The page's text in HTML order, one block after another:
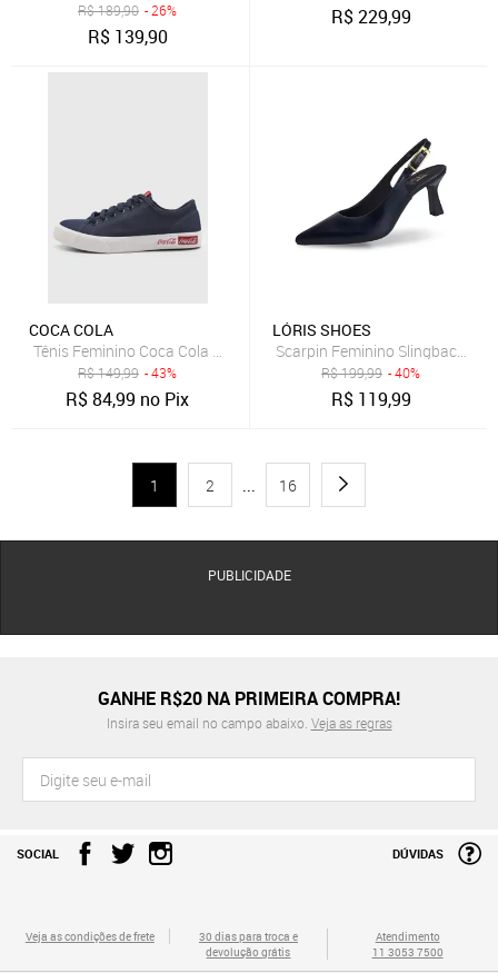
R$189,90 - 26%
R$ 139,90
R$229,99
COCA COLA
Tênis Feminino Coca Cola Cano Baixo Azul Marinho
R$149,99 - 43%
R$84,99 no Pix
LÓRIS SHOES
Scarpin Feminino Slingback
R$199,99 - 40%
R$ 119,99
1 2 ... 16
PUBLICIDADE
GANHE R$20 NA PRIMEIRA COMPRA!
Insira seu email no campo abaixo. Veja as regras
SOCIAL DÚVIDAS
Veja as condições de frete
30 dias para troca e
devolução grátis
Atendimento
11 3053 7500